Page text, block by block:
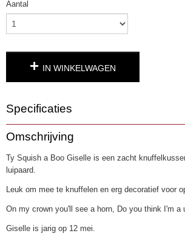
Aantal
IN WINKELWAGEN
Specificaties
Productcode
4167
EAN code
0008421395033
Omschrijving
Ty Squish a Boo Giselle is een zacht
luipaard.
Leuk om mee te knuffelen en erg decoratief voor
On my crown you'll see a horn, Do you think I'm a
Giselle is jarig op 12 mei.